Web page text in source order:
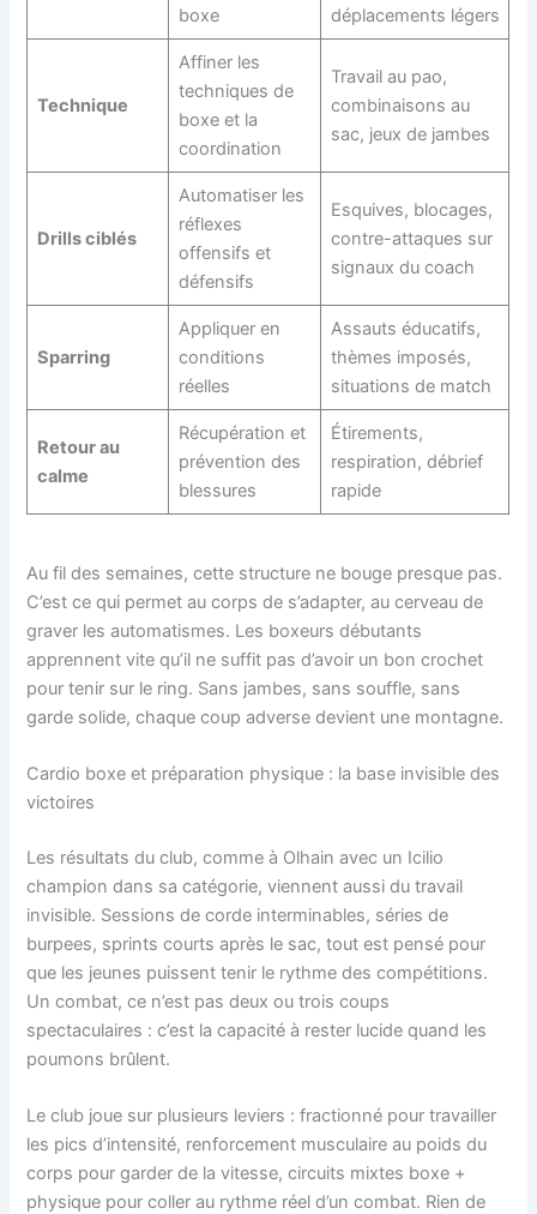
boxe
déplacements légers
Technique
Affiner les
techniques de
boxe et la
coordination
Travail au pao,
combinaisons au
sac, jeux de jambes
Drills ciblés
Automatiser les
réflexes
offensifs et
défensifs
Esquives, blocages,
contre-attaques sur
signaux du coach
Sparring
Appliquer en
conditions
réelles
Assauts éducatifs,
thèmes imposés,
situations de match
Retour au
calme
Récupération et
prévention des
blessures
Étirements,
respiration, débrief
rapide
Au fil des semaines, cette structure ne bouge presque pas.
C’est ce qui permet au corps de s’adapter, au cerveau de
graver les automatismes. Les boxeurs débutants
apprennent vite qu’il ne suffit pas d’avoir un bon crochet
pour tenir sur le ring. Sans jambes, sans souffle, sans
garde solide, chaque coup adverse devient une montagne.
Cardio boxe et préparation physique : la base invisible des
victoires
Les résultats du club, comme à Olhain avec un Icilio
champion dans sa catégorie, viennent aussi du travail
invisible. Sessions de corde interminables, séries de
burpees, sprints courts après le sac, tout est pensé pour
que les jeunes puissent tenir le rythme des compétitions.
Un combat, ce n’est pas deux ou trois coups
spectaculaires : c’est la capacité à rester lucide quand les
poumons brûlent.
Le club joue sur plusieurs leviers : fractionné pour travailler
les pics d’intensité, renforcement musculaire au poids du
corps pour garder de la vitesse, circuits mixtes boxe +
physique pour coller au rythme réel d’un combat. Rien de